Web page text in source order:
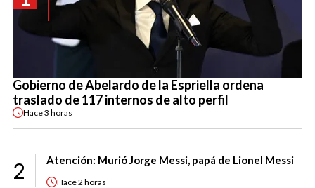
Gobierno de Abelardo de la Espriella ordena
traslado de 117 internos de alto perfil
Hace3 horas
2 Atención: Murió Jorge Messi, papá de Lionel Messi
Hace2 horas